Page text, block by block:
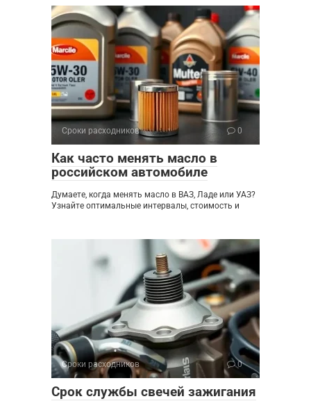
Сроки расходников 0
Как часто менять масло в
российском автомобиле
Думаете, когда менять масло в ВАЗ, Ладе или УАЗ?
Узнайте оптимальные интервалы, стоимость и
Сроки расходников 0
Срок службы свечей зажигания